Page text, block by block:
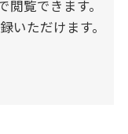
閲覧できます。
いただけます。